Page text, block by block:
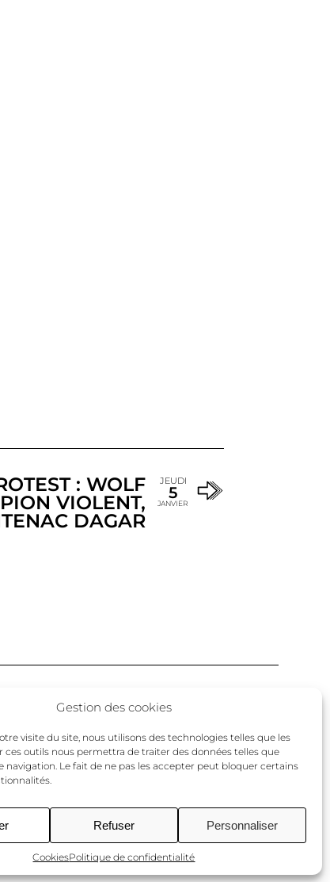
Gestion des cookies
visite du site, nous utilisons des technologies telles que les
ces outils nous permettra de traiter des données telles que
navigation. Le fait de ne pas les accepter peut bloquer certains
Refuser Personnaliser
CookiesPolitique de confidentialité
: WOLF
VIOLENT,
DAGAR
JEUDI
5
JANVIER
Instagram